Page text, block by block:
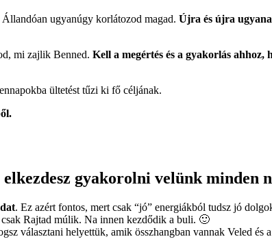
ugyanúgy korlátozod magad. Újra és újra
mi zajlik Benned. Kell a megértés és a gyakorlás ahhoz,
ültetést tűzi ki fő céljának.
gyakorolni velünk minden
. Ez azért fontos, mert csak “jó” energiákból tudsz jó
Rajtad múlik. Na innen kezdődik a buli. 🙂
választani helyettük, amik összhangban vannak Veled és